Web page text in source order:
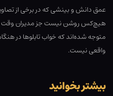
عمق دانش و بینشی که در برخی از
هیچ‌کس روشن نیست جز مدیران وقت و
متوجه شده‌اند که خواب تابلوها در هنگام
واقعی نیست.
بیشتر بخوانید